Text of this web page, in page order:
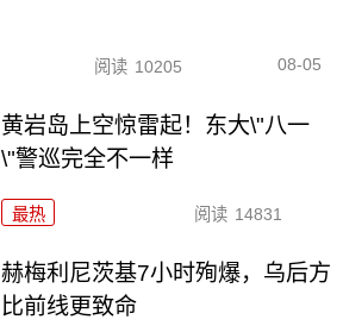
阅读 10205 08-05
黄岩岛上空惊雷起！东大\"八一
\"警巡完全不一样
最热 阅读 14831
赫梅利尼茨基7小时殉爆，乌后方
比前线更致命